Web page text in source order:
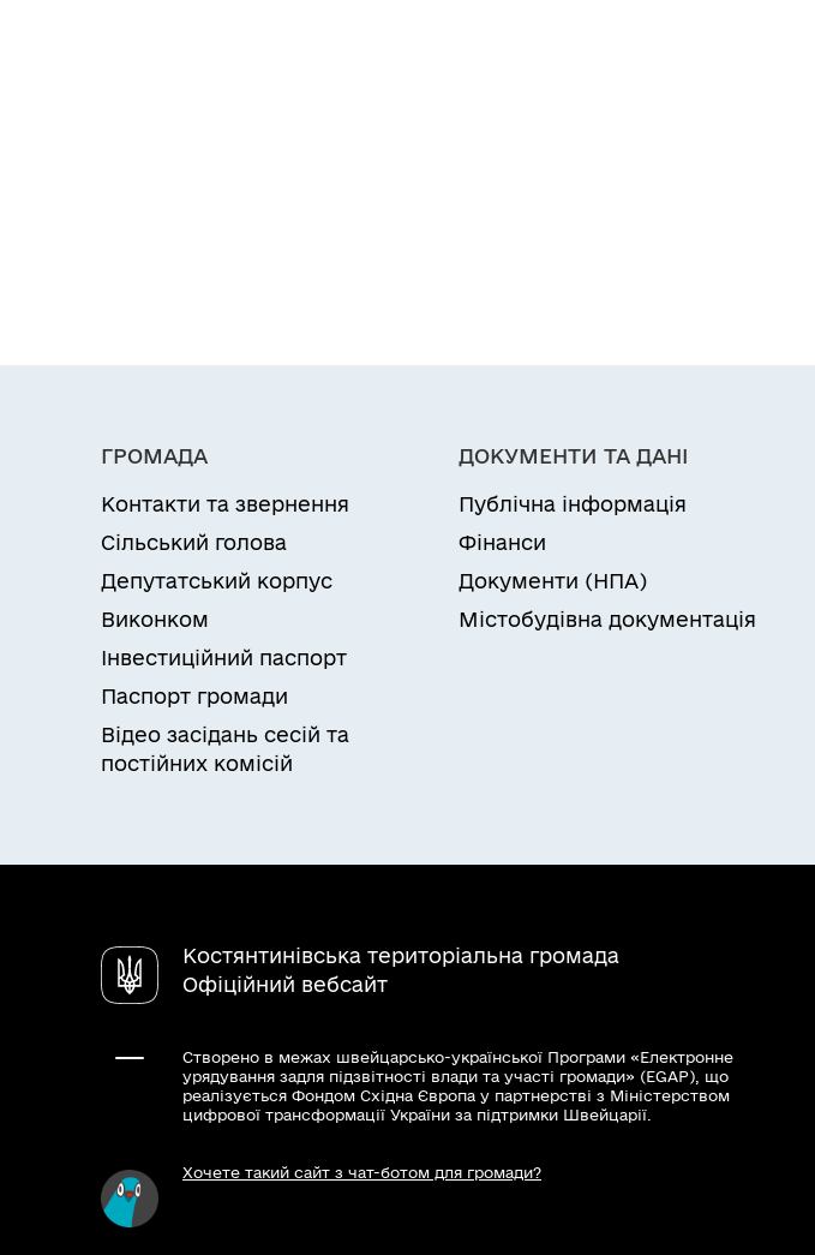
ГРОМАДА
Контакти та звернення
Сільський голова
Депутатський корпус
Виконком
Інвестиційний паспорт
Паспорт громади
Відео засідань сесій та
постійних комісій
ДОКУМЕНТИ ТА ДАНІ
Публічна інформація
Фінанси
Документи (НПА)
Містобудівна документація
Костянтинівська територіальна громада
Офіційний вебсайт
Створено в межах швейцарсько-української Програми «Електронне
урядування задля підзвітності влади та участі громади» (EGAP), що
реалізується Фондом Східна Європа у партнерстві з Міністерством
цифрової трансформації України за підтримки Швейцарії.
Хочете такий сайт з чат-ботом для громади?